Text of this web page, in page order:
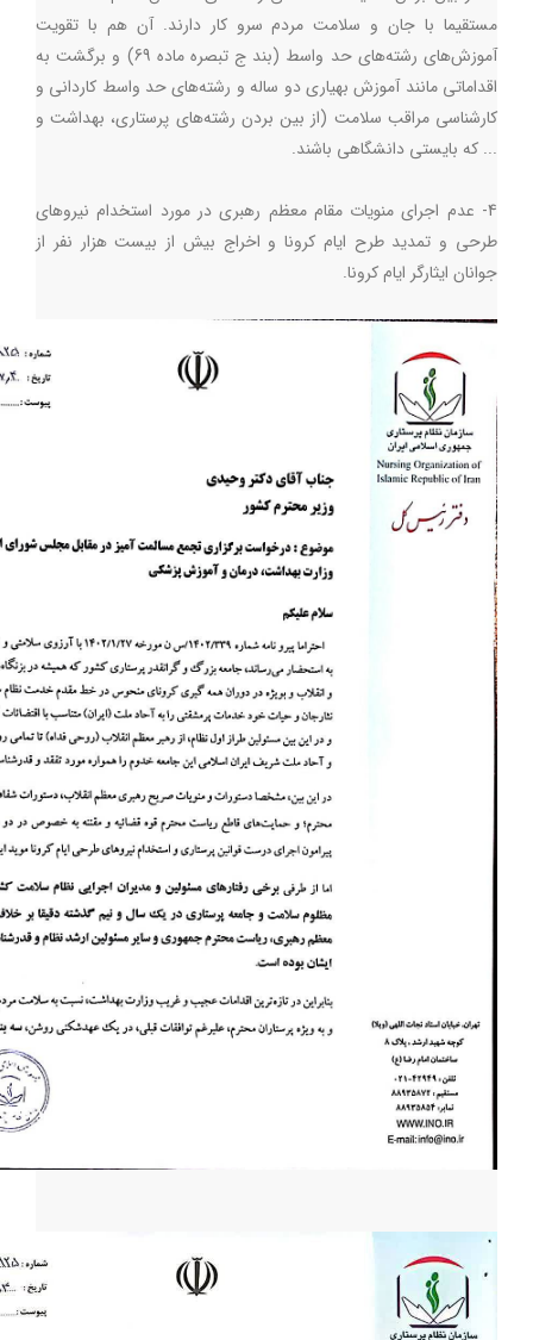
مستقیما با جان و سلامت مردم سرو کار دارند. آن هم با تقویت
آموزش‌های رشته‌های حد واسط (بند ج تبصره ماده 69) و برگشت به
اقداماتی مانند آموزش بهیاری دو ساله و رشته‌های حد واسط کاردانی و
کارشناسی مراقب سلامت (از بین بردن رشته‌های پرستاری، بهداشت و
... که بایستی دانشگاهی باشند.
4- عدم اجرای منویات مقام معظم رهبری در مورد استخدام نیروهای
طرحی و تمدید طرح ایام کرونا و اخراج بیش از بیست هزار نفر از
جوانان ایثارگر ایام کرونا.